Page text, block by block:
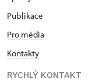
Publikace
Pro média
Kontakty
RYCHLÝ KONTAKT